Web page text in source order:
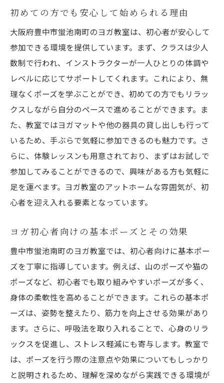
初めての方でも安心して始められる理由
大阪府豊中市蛍池南町のヨガ教室は、初心者が安心して
参加できる環境を提供しています。まず、クラスは少人
数制で行われ、インストラクターが一人ひとりの体調や
レベルに応じてサポートしてくれます。これにより、無
理なくポーズを学ぶことができ、初めての方でもリラッ
クスしながら自分のペースで進めることができます。ま
た、教室ではヨガマットや他の器具の貸し出しも行って
いるため、手ぶらで気軽に参加できるのも魅力です。さ
らに、体験レッスンも用意されており、まずはお試しで
参加してみることができるので、興味がある方も気軽に
足を運べます。ヨガ教室のアットホームな雰囲気が、初
心者を迎え入れる要素となっています。
ヨガ初心者向けの基本ポーズとその効果
豊中市蛍池南町のヨガ教室では、初心者向けに基本ポー
ズを丁寧に指導しています。例えば、山のポーズや猫の
ポーズなど、初心者でも取り組みやすいポーズが多く、
身体の柔軟性を高めることができます。これらの基本ポ
ーズは、姿勢を整えたり、筋力を向上させる効果があり
ます。さらに、呼吸法を取り入れることで、心身のリラ
ックスを促進し、ストレス軽減にも寄与します。教室で
は、ポーズを行う際の注意点や効果についてもしっかり
と説明されるため、理解を深めながら実践できる環境が